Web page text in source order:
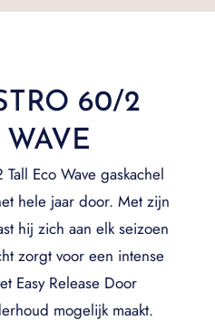
60/2
Eco Wave gaskachel
hele jaar door. Met zijn
hij zich aan elk seizoen
zorgt voor een intense
Easy Release Door
mogelijk maakt.